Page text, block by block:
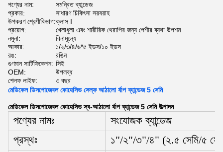
পণ্যের নাম:
সমন্বিত ব্যান্ডেজ
প্রকার:
সাধারণ চিকিৎসা সরবরাহ
উপকরণ শ্রেণীবিভাগ:ক্লাস I
প্রয়োগ:
খেলাধুলা এবং শারীরিক থেরাপির জন্য পেশীর ব্যথা উপশম
নমুনা:
বিনামূল্যে
আকার:
১/২/৩/৪/৬*৫ ইডস/১০ ইডস
রঙ:
রঙিন
গুণমান সার্টিফিকেশন: সিই
OEM:
উপলব্ধ
শেলফ লাইফ:
৩ বছর
মেডিকেল ডিসপোজেবল কোহেসিভ সেল্ফ আঠালো র্যাপ ব্যান্ডেজ 5 সেমি
মেডিকেল ডিসপোজেবল কোহেসিভ স্ব-আঠালো র্যাপ ব্যান্ডেজ 5 সেমি উত্পাদন
পণ্যের নামঃ
সংযোজক ব্যান্ডেজ
প্রস্থঃ
১"/২"/৩"/৪" (২.৫ সেমি/৫